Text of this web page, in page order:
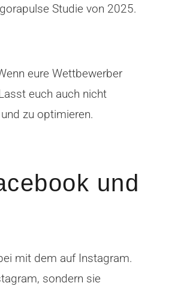
Studie von 2025.
eure Wettbewerber
euch auch nicht
zu optimieren.
und
mit dem auf Instagram.
sondern sie